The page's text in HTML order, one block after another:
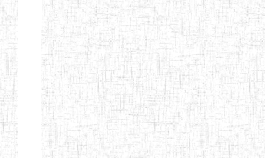
(A.T.T.I.C)
NACHO
TECHNICAL
TEACHER
TRAINING
INSTITUTE
12/08/2010 ENIET
SAINT
28/12/2007 ENIEG